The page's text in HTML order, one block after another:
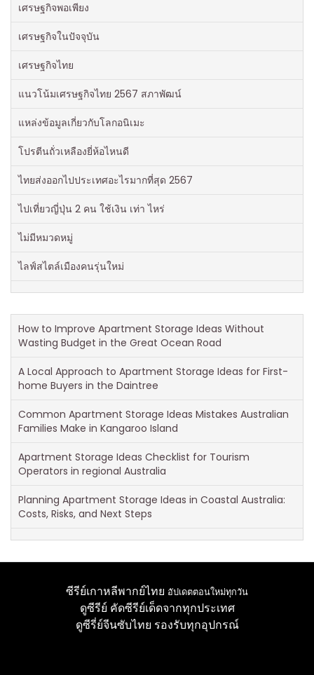
เศรษฐกิจพอเพียง
เศรษฐกิจในปัจจุบัน
เศรษฐกิจไทย
แนวโน้มเศรษฐกิจไทย 2567 สภาพัฒน์
แหล่งข้อมูลเกี่ยวกับโลกอนิเมะ
โปรตีนถั่วเหลืองยี่ห้อไหนดี
ไทยส่งออกไปประเทศอะไรมากที่สุด 2567
ไปเที่ยวญี่ปุ่น 2 คน ใช้เงิน เท่า ไหร่
ไม่มีหมวดหมู่
ไลฟ์สไตล์เมืองคนรุ่นใหม่
How to Improve Apartment Storage Ideas Without
Wasting Budget in the Great Ocean Road
A Local Approach to Apartment Storage Ideas for First-
home Buyers in the Daintree
Common Apartment Storage Ideas Mistakes Australian
Families Make in Kangaroo Island
Apartment Storage Ideas Checklist for Tourism
Operators in regional Australia
Planning Apartment Storage Ideas in Coastal Australia:
Costs, Risks, and Next Steps
ซีรีย์เกาหลีพากย์ไทย อัปเดตตอนใหม่ทุกวัน
ดูซีรีย์ คัดซีรีย์เด็ดจากทุกประเทศ
ดูซีรี่ย์จีนซับไทย รองรับทุกอุปกรณ์